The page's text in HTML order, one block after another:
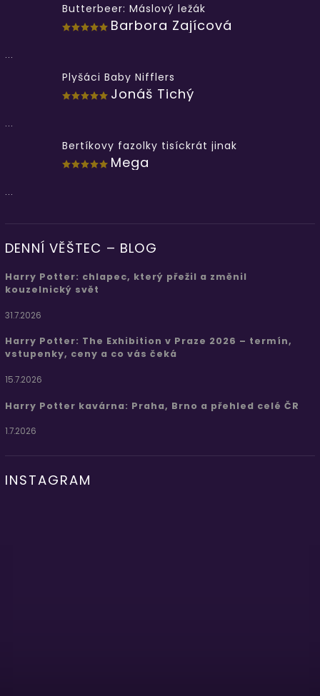
Butterbeer: Máslový ležák
Barbora Zajícová
...
Plyšáci Baby Nifflers
Jonáš Tichý
...
Bertíkovy fazolky tisíckrát jinak
Mega
...
DENNÍ VĚŠTEC – BLOG
Harry Potter: chlapec, který přežil a změnil
kouzelnický svět
31.7.2026
Harry Potter: The Exhibition v Praze 2026 – termín,
vstupenky, ceny a co vás čeká
15.7.2026
Harry Potter kavárna: Praha, Brno a přehled celé ČR
1.7.2026
INSTAGRAM